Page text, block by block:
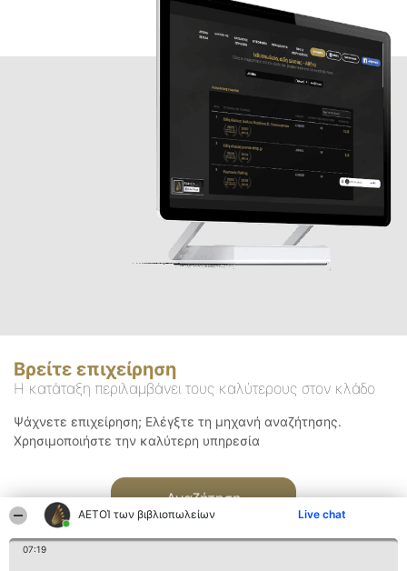
ΑΕΤΟΊ των βιβλιοπωλείων Live chat
07:19
Βρείτε επιχείρηση
Η κατάταξη περιλαμβάνει τους καλύτερους στον κλάδο
Ψάχνετε επιχείρηση; Ελέγξτε τη μηχανή αναζήτησης.
Χρησιμοποιήστε την καλύτερη υπηρεσία
Αναζήτηση